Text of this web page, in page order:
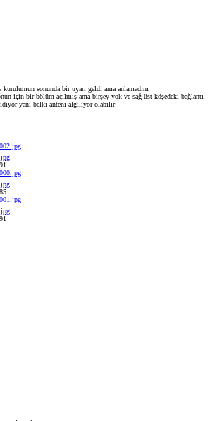
sonunda bir uyarı geldi ama anlamadım
için bir bölüm açılmış ama birşey yok ve sağ üst köşedeki bağlantı
yani belki anteni algılıyor olabilir